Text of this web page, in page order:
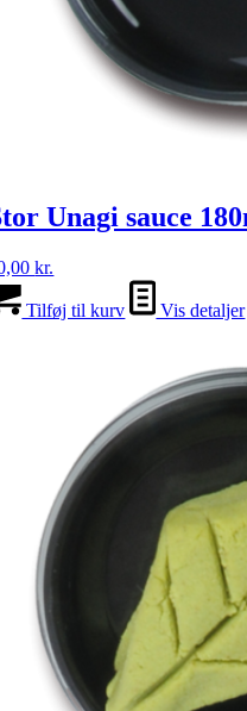
Unagi sauce
kr.
Tilføj til kurv Vis detaljer